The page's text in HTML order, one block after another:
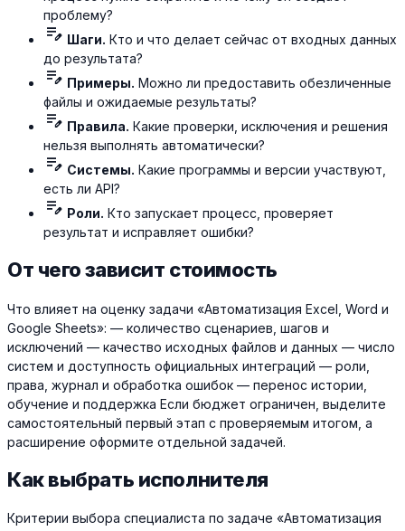
проблему?
edit_note Шаги. Кто и что делает сейчас от входных данных
до результата?
edit_note Примеры. Можно ли предоставить обезличенные
файлы и ожидаемые результаты?
edit_note Правила. Какие проверки, исключения и решения
нельзя выполнять автоматически?
edit_note Системы. Какие программы и версии участвуют,
есть ли API?
edit_note Роли. Кто запускает процесс, проверяет
результат и исправляет ошибки?
От чего зависит стоимость
Что влияет на оценку задачи «Автоматизация Excel, Word и
Google Sheets»: — количество сценариев, шагов и
исключений — качество исходных файлов и данных — число
систем и доступность официальных интеграций — роли,
права, журнал и обработка ошибок — перенос истории,
обучение и поддержка Если бюджет ограничен, выделите
самостоятельный первый этап с проверяемым итогом, а
расширение оформите отдельной задачей.
Как выбрать исполнителя
Критерии выбора специалиста по задаче «Автоматизация